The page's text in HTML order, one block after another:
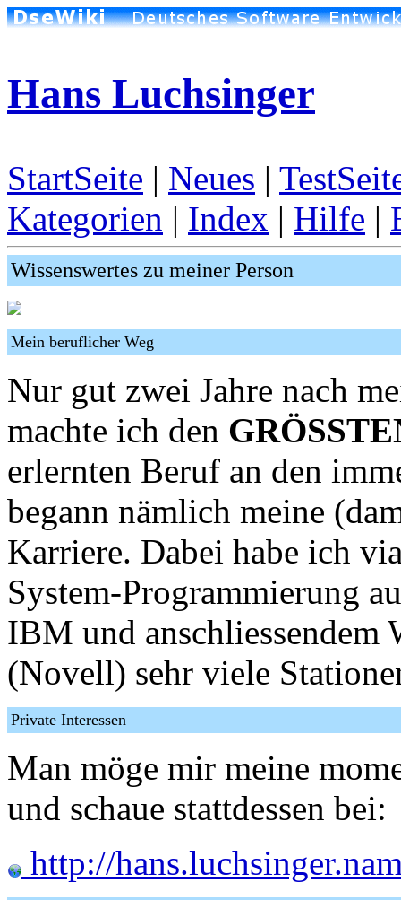
Hans Luchsinger
StartSeite | Neues |
Kategorien | Index | Hilfe |
Wissenswertes zu meiner Person
Mein beruflicher Weg
Nur gut zwei Jahre nach
machte ich den
erlernten Beruf an den
begann nämlich meine
Karriere. Dabei habe ich
System-Programmierung
IBM und anschliessendem
(Novell) sehr viele
Private Interessen
Man möge mir meine
und schaue stattdessen bei:
http://